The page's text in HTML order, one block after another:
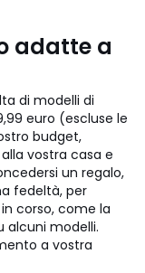
adatte a
di modelli di
euro (escluse le
budget,
vostra casa e
un regalo,
fedeltà, per
corso, come la
alcuni modelli.
a vostra